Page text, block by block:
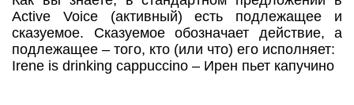
Active Voice (активный) есть подлежащее и
сказуемое. Сказуемое обозначает действие, а
подлежащее – того, кто (или что) его исполняет:
Irene is drinking cappuccino – Ирен пьет капучино